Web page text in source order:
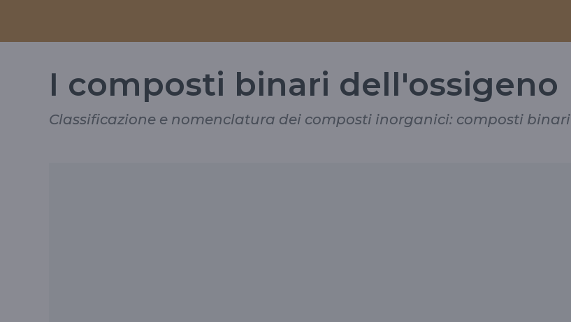
I composti binari dell'ossigeno
Classificazione e nomenclatura dei composti inorganici: composti binari